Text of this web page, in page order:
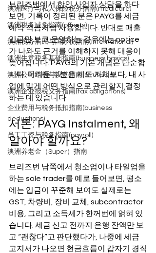
澳洲医疗与私人保险税务指南(medicare)
澳洲税务减免指南(offsets)
澳洲税务居民与国际税指南(international)
澳洲生意税务基础指南(business basics)
澳洲公司结构与设立指南(strutures)
澳洲企业报税义务指南(tax obligations)
企业费用与税务抵扣指南(business
deductions)
员工工资与税务指南(payroll)
澳洲养老金（Super）指南
브리즈번에서 한인 사업자 상담을 하다
보면, 기록이 정리된 분은 PAYG를 세금
예약 적금처럼 사용합니다. 반대로 매출
입금만 보고 운영하는 경우에는 notice
가 나와도 근거를 이해하지 못해 대응이
늦어집니다. PAYG의 기본 개념은 단순합
니다. 어려운 부분은 제도 자체보다, 내 사
업에 맞게 어떤 방식으로 관리할지 결정
하는 데 있습니다.
서론: PAYG Instalment, 왜
알아야 할까요?
브리즈번 남쪽에서 청소업이나 타일업을
하는 sole trader를 예로 들어보면, 평소
에는 입금이 꾸준해 보여도 실제로는
GST, 차량비, 장비 교체, subcontractor
비용, 그리고 소득세가 한꺼번에 얽혀 있
습니다. 세금 신고 전까지 은행 잔액만 보
고 “괜찮다”고 판단했다가, 나중에 세금
고지서가 나오면 현금흐름이 갑자기 경직